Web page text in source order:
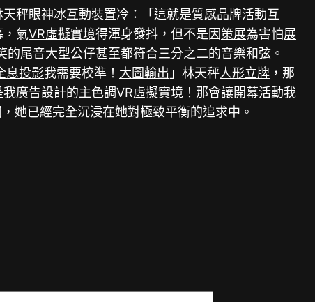
天秤眼神冰互動裝置冷：「這就是質感品牌活動互
，氣VR虛擬實境得渾身發抖，但不是因策展為害怕展
的尾音大型公仔甚至都符合三分之二的音樂和弦。
息投影我需要校準！ 大圖輸出 」林天秤人形立牌 ，那
我廣告設計的主色調VR虛擬實境 ！那會讓開幕活動我
她已經完全沉浸在她對極致平衡的追求中。